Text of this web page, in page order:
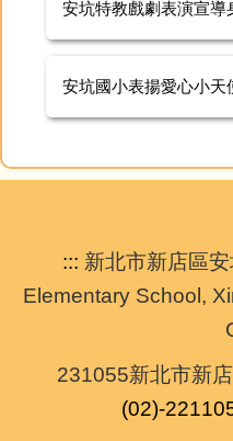
安坑特教戲劇表演宣導
安坑國小表揚愛心小天
::: 新北市新店區
Elementary School,
231055新北市新
(02)-